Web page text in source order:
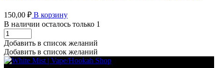
150,00 ₽ В корзину
В наличии осталось только 1
Кальянная
смесь
Adalya
20
Добавить в список желаний
Добавить в список желаний